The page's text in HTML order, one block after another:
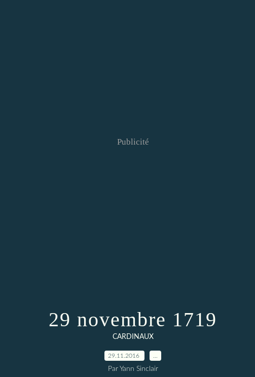
Publicité
29 novembre 1719
CARDINAUX
29.11.2016
Par Yann Sinclair